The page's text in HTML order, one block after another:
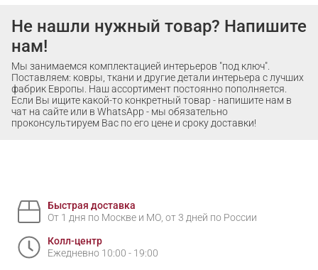
Не нашли нужный товар? Напишите
нам!
Мы занимаемся комплектацией интерьеров "под ключ".
Поставляем: ковры, ткани и другие детали интерьера с лучших
фабрик Европы. Наш ассортимент постоянно пополняется.
Если Вы ищите какой-то конкретный товар - напишите нам в
чат на сайте или в WhatsApp - мы обязательно
проконсультируем Вас по его цене и сроку доставки!
Быстрая доставка
От 1 дня по Москве и МО, от 3 дней по России
Колл-центр
Ежедневно 10:00 - 19:00